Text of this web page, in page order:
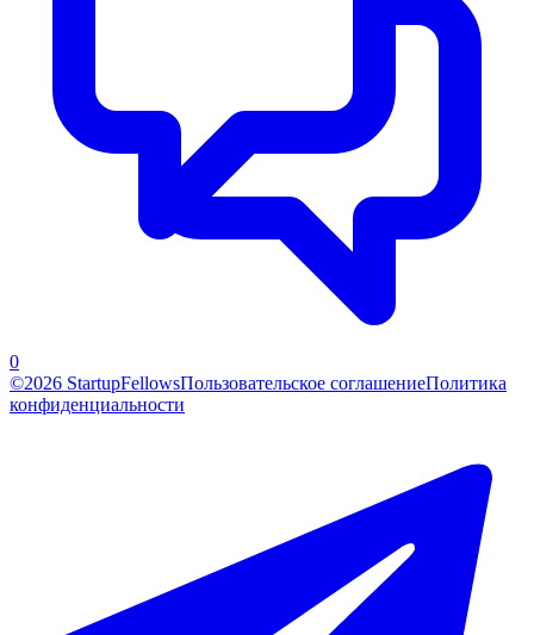
0
©2026 StartupFellowsПользовательское соглашениеПолитика
конфиденциальности